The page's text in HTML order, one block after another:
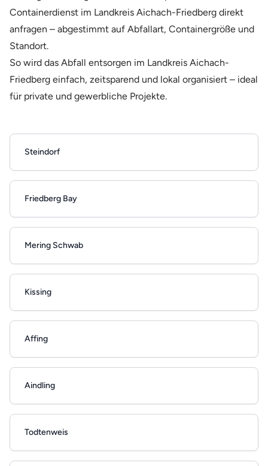
Containerdienst im Landkreis Aichach-Friedberg direkt
anfragen – abgestimmt auf Abfallart, Containergröße und
Standort.
So wird das Abfall entsorgen im Landkreis Aichach-
Friedberg einfach, zeitsparend und lokal organisiert – ideal
für private und gewerbliche Projekte.
Steindorf
Friedberg Bay
Mering Schwab
Kissing
Affing
Aindling
Todtenweis